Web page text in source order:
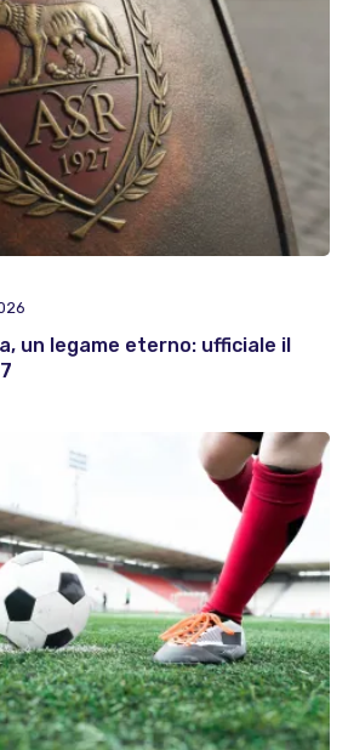
un legame eterno: ufficiale il